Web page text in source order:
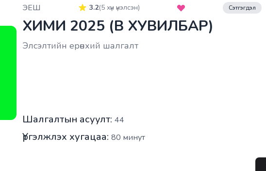
ЭЕШ 3.2(5хүн үнэлсэн) Сэтгэгдэл
ХИМИ 2025 (B ХУВИЛБАР)
Элсэлтийн ерөнхий шалгалт
Шалгалтын асуулт: 44
Үргэлжлэх хугацаа: 80 минут